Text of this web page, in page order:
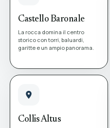
Castello Baronale
La rocca domina il centro
storico con torri, baluardi,
garitte e un ampio panorama.
Collis Altus